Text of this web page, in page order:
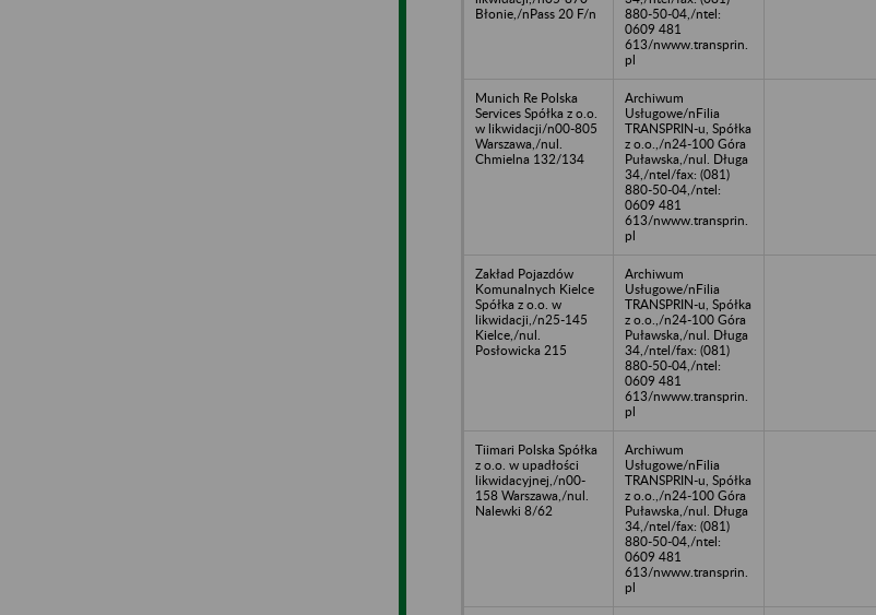
Błonie,/nPass 20 F/n
880-50-04,/ntel:
0609 481
613/nwww.transprin.
pl
Munich Re Polska
Services Spółka z o.o.
w likwidacji/n00-805
Warszawa,/nul.
Chmielna 132/134
Archiwum
Usługowe/nFilia
TRANSPRIN-u, Spółka
z o.o.,/n24-100 Góra
Puławska,/nul. Długa
34,/ntel/fax: (081)
880-50-04,/ntel:
0609 481
613/nwww.transprin.
pl
Zakład Pojazdów
Komunalnych Kielce
Spółka z o.o. w
likwidacji,/n25-145
Kielce,/nul.
Posłowicka 215
Archiwum
Usługowe/nFilia
TRANSPRIN-u, Spółka
z o.o.,/n24-100 Góra
Puławska,/nul. Długa
34,/ntel/fax: (081)
880-50-04,/ntel:
0609 481
613/nwww.transprin.
pl
Tiimari Polska Spółka
z o.o. w upadłości
likwidacyjnej,/n00-
158 Warszawa,/nul.
Nalewki 8/62
Archiwum
Usługowe/nFilia
TRANSPRIN-u, Spółka
z o.o.,/n24-100 Góra
Puławska,/nul. Długa
34,/ntel/fax: (081)
880-50-04,/ntel:
0609 481
613/nwww.transprin.
pl